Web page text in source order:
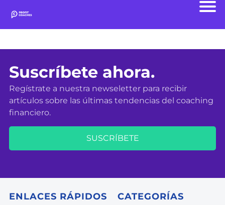
Suscríbete ahora.
Regístrate a nuestra newseletter para recibir
artículos sobre las últimas tendencias del coaching
financiero.
SUSCRÍBETE
ENLACES RÁPIDOS CATEGORÍAS